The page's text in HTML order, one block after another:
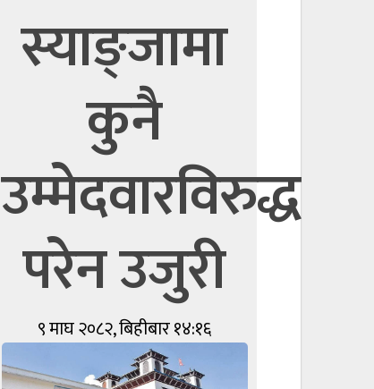
स्याङ्जामा
कुनै
उम्मेदवारविरुद्ध
परेन उजुरी
९ माघ २०८२, बिहीबार १४:१६